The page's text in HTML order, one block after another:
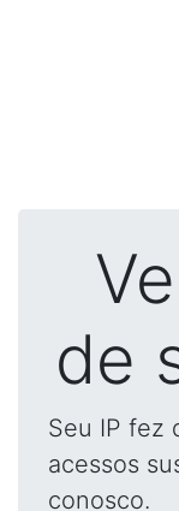
de
Seu IP fez
acessos
conosco.